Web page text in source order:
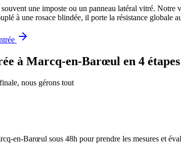
une imposte ou un panneau latéral vitré.
à une rosace blindée, il porte la résistance globale
à Marcq-en-Barœul en 4 étapes
nous gérons tout
en-Barœul sous 48h pour prendre les mesures et